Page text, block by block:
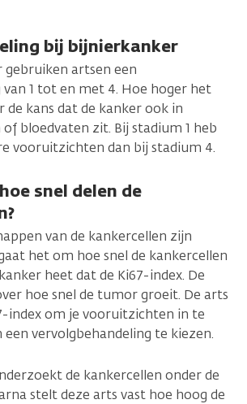
bij bijnierkanker
gebruiken artsen een
1 tot en met 4. Hoe hoger het
de kans dat de kanker ook in
bloedvaten zit. Bij stadium 1 heb
vooruitzichten dan bij stadium 4.
snel delen de
van de kankercellen zijn
het om hoe snel de kankercellen
heet dat de Ki67-index. De
hoe snel de tumor groeit. De arts
index om je vooruitzichten in te
een vervolgbehandeling te kiezen.
de kankercellen onder de
stelt deze arts vast hoe hoog de